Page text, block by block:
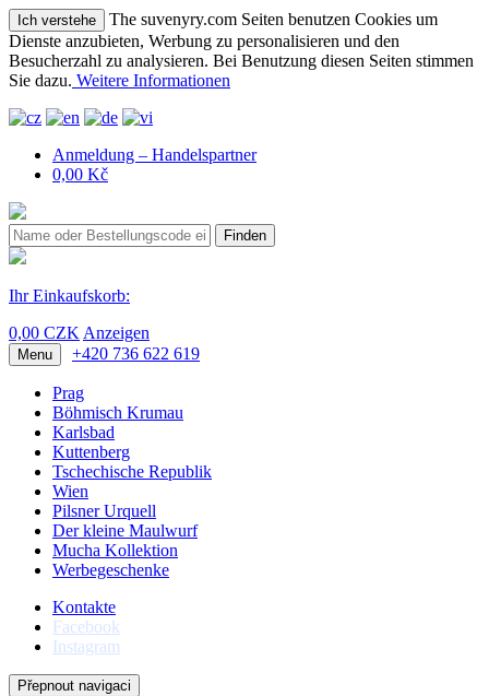
Ich verstehe
The suvenyry.com Seiten benutzen Cookies um
Dienste anzubieten, Werbung zu personalisieren und den
Besucherzahl zu analysieren. Bei Benutzung diesen Seiten stimmen
Sie dazu. Weitere Informationen
Anmeldung – Handelspartner
0,00 Kč
Finden
Ihr Einkaufskorb:
0,00 CZK Anzeigen
Menu +420 736 622 619
Prag
Böhmisch Krumau
Karlsbad
Kuttenberg
Tschechische Republik
Wien
Pilsner Urquell
Der kleine Maulwurf
Mucha Kollektion
Werbegeschenke
Kontakte
Facebook
Instagram
Přepnout navigaci